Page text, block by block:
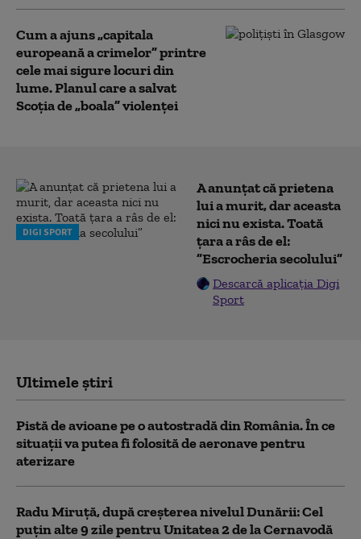
Cum a ajuns „capitala
europeană a crimelor” printre
cele mai sigure locuri din
lume. Planul care a salvat
Scoția de „boala” violenței
DIGI SPORT
A anunțat că prietena
lui a murit, dar aceasta
nici nu exista. Toată
țara a râs de el:
”Escrocheria secolului”
Descarcă aplicația Digi
Sport
Ultimele știri
Pistă de avioane pe o autostradă din România. În ce
situații va putea fi folosită de aeronave pentru
aterizare
Radu Miruță, după creșterea nivelul Dunării: Cel
puțin alte 9 zile pentru Unitatea 2 de la Cernavodă